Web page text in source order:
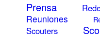
Prensa
Reuniones
Scouters